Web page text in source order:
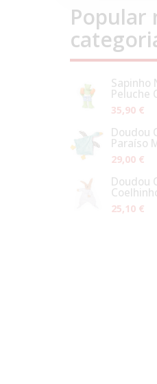
Popular
Sapinho
Peluche
35,90 €
Doudou
Paraíso
29,00 €
Doudou
25,10 €